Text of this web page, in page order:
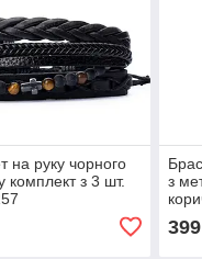
на руку чорного
комплект з 3 шт.
з
399